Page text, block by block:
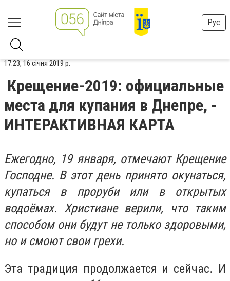
Рус
17:23, 16 січня 2019 р.
Крещение-2019: официальные
места для купания в Днепре, -
ИНТЕРАКТИВНАЯ КАРТА
Ежегодно, 19 января, отмечают Крещение
Господне. В этот день принято окунаться,
купаться в проруби или в открытых
водоёмах. Христиане верили, что таким
способом они будут не только здоровыми,
но и смоют свои грехи.
Эта традиция продолжается и сейчас. И